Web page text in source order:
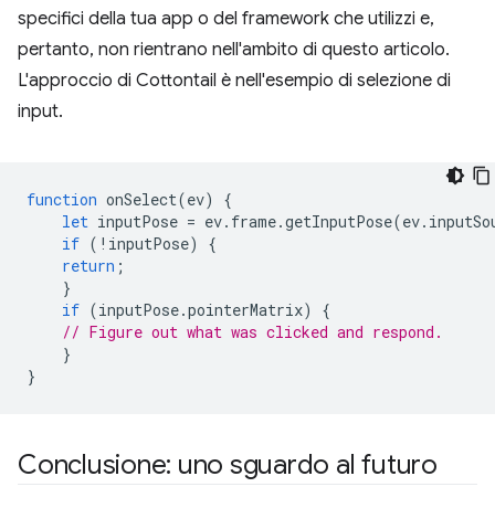
specifici della tua app o del framework che utilizzi e,
pertanto, non rientrano nell'ambito di questo articolo.
L'approccio di Cottontail è nell'esempio di selezione di
input.
function onSelect(ev)
{
let inputPose = ev. frame.getInputPose(ev.
if ( ! inputPose)
{
return ;
}
if (inputPose.pointerMatrix)
{
// Figure out what was clicked and respond.
}
}
Conclusione: uno sguardo al futuro